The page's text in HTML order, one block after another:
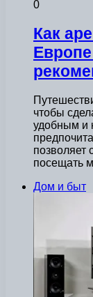
0
Как
чтобы
удобным и
позволяет
посещать
Дом и быт